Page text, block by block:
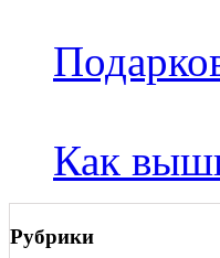
Как
Рубрики